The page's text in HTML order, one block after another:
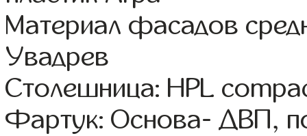
Материал фасадов
Увадрев
Столешница: HPL
Фартук: Основа- ДВП,